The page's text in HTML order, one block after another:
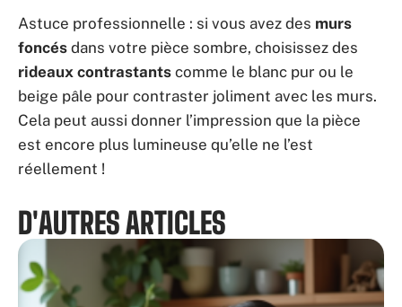
Astuce professionnelle : si vous avez des murs
foncés dans votre pièce sombre, choisissez des
rideaux contrastants comme le blanc pur ou le
beige pâle pour contraster joliment avec les murs.
Cela peut aussi donner l’impression que la pièce
est encore plus lumineuse qu’elle ne l’est
réellement !
D'AUTRES ARTICLES